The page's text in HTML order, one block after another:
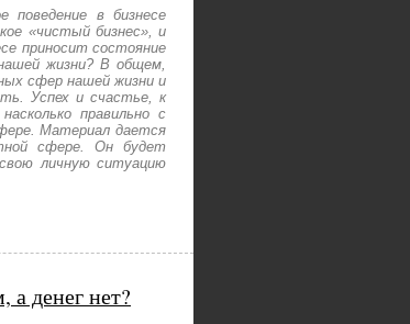
поведение в бизнесе
«чистый бизнес», и
приносит состояние
жизни? В общем,
сфер нашей жизни и
Успех и счастье, к
правильно с
Материал дается
сфере. Он будет
личную ситуацию
денег нет?